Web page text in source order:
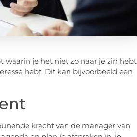
waarin je het niet zo naar je zin hebt
hebt. Dit kan bijvoorbeeld een
kracht van de manager van